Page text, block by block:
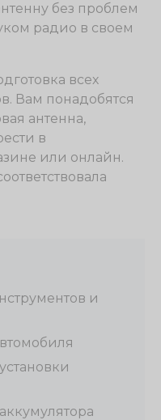
без проблем
радио в своем
всех
Вам понадобятся
антенна,
в
или онлайн.
и